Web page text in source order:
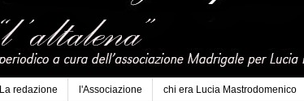
La redazione l'Associazione chi era Lucia Mastrodomenico